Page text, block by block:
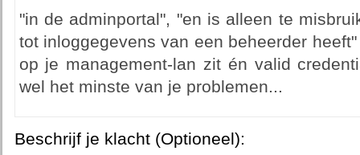
"in de adminportal", "en is alleen te
tot inloggegevens van een beheerder
op je management-lan zit én valid
wel het minste van je problemen...
Beschrijf je klacht (Optioneel):